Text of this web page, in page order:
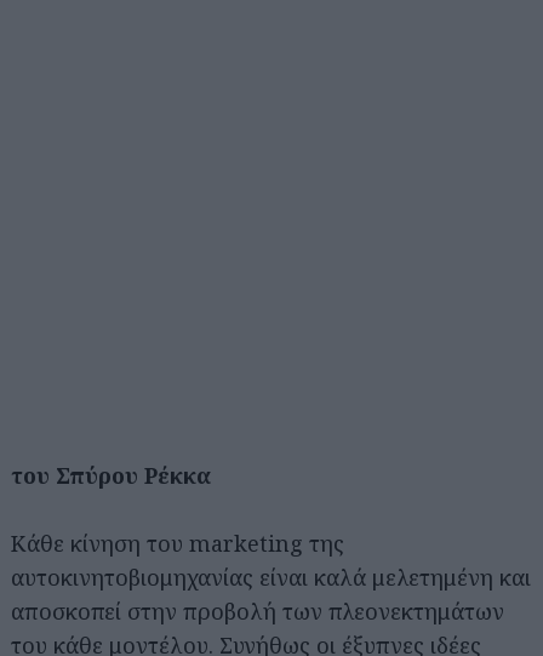
του Σπύρου Ρέκκα
Κάθε κίνηση του marketing της
αυτοκινητοβιομηχανίας είναι καλά μελετημένη και
αποσκοπεί στην προβολή των πλεονεκτημάτων
του κάθε μοντέλου. Συνήθως οι έξυπνες ιδέες